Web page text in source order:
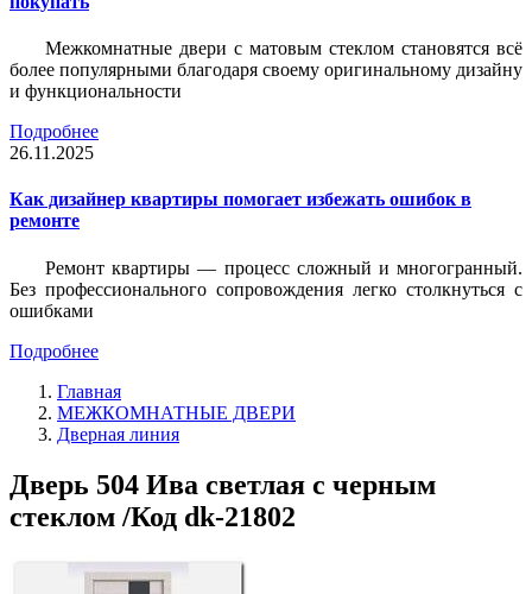
Межкомнатные двери с матовым стеклом становятся всё
более популярными благодаря своему оригинальному дизайну
и функциональности
Подробнее
26.11.2025
Как дизайнер квартиры помогает избежать ошибок в
ремонте
Ремонт квартиры — процесс сложный и многогранный.
Без профессионального сопровождения легко столкнуться с
ошибками
Подробнее
Главная
МЕЖКОМНАТНЫЕ ДВЕРИ
Дверная линия
Дверь 504 Ива светлая с черным
стеклом /Код dk-21802